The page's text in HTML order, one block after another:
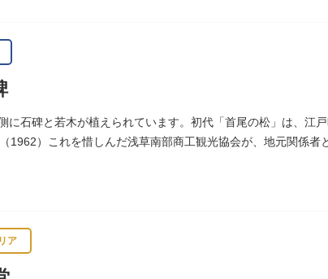
に石碑と若木が植えられています。初代「首尾の松」は、江
1962）これを惜しんだ浅草南部商工観光協会が、地元関係
ア